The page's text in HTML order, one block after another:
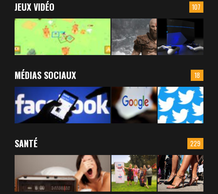
107
JEUX VIDÉO
18
MÉDIAS SOCIAUX
229
SANTÉ